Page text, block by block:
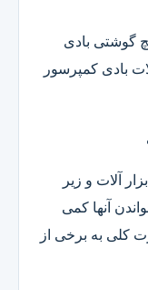
گوشتی بادی
بادی کمپرسور
آلات و زیر
آنها کمی
کلی به برخی از